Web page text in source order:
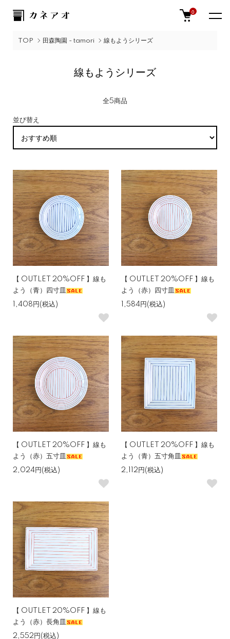
0
TOP 田森陶園 - tamori 線もようシリーズ
線もようシリーズ
全5商品
並び替え
【 OUTLET 20%OFF 】線も
よう（青）四寸皿
1,408円(税込)
【 OUTLET 20%OFF 】線も
よう（赤）四寸皿
1,584円(税込)
【 OUTLET 20%OFF 】線も
よう（赤）五寸皿
2,024円(税込)
【 OUTLET 20%OFF 】線も
よう（青）五寸角皿
2,112円(税込)
【 OUTLET 20%OFF 】線も
よう（赤）長角皿
2,552円(税込)